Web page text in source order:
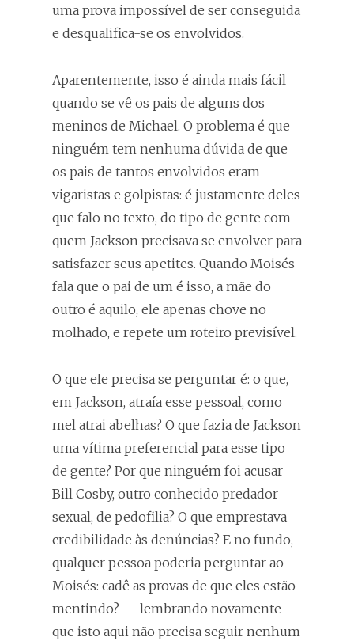
uma prova impossível de ser conseguida
e desqualifica-se os envolvidos.
Aparentemente, isso é ainda mais fácil
quando se vê os pais de alguns dos
meninos de Michael. O problema é que
ninguém tem nenhuma dúvida de que
os pais de tantos envolvidos eram
vigaristas e golpistas: é justamente deles
que falo no texto, do tipo de gente com
quem Jackson precisava se envolver para
satisfazer seus apetites. Quando Moisés
fala que o pai de um é isso, a mãe do
outro é aquilo, ele apenas chove no
molhado, e repete um roteiro previsível.
O que ele precisa se perguntar é: o que,
em Jackson, atraía esse pessoal, como
mel atrai abelhas? O que fazia de Jackson
uma vítima preferencial para esse tipo
de gente? Por que ninguém foi acusar
Bill Cosby, outro conhecido predador
sexual, de pedofilia? O que emprestava
credibilidade às denúncias? E no fundo,
qualquer pessoa poderia perguntar ao
Moisés: cadê as provas de que eles estão
mentindo? — lembrando novamente
que isto aqui não precisa seguir nenhum